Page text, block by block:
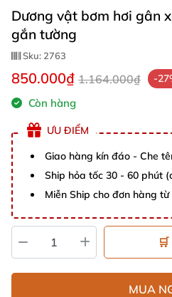
Dương vật bơm hơi gân
gắn tường
Sku: 2763
850.000₫ 1.164.000₫ -
Còn hàng
ƯU ĐIỂM
Giao hàng kín đáo - Che
Ship hỏa tốc 30 - 60 phút
Miễn Ship cho đơn hàng từ
MUA